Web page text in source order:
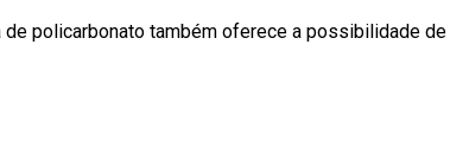
policarbonato também oferece a possibilidade de